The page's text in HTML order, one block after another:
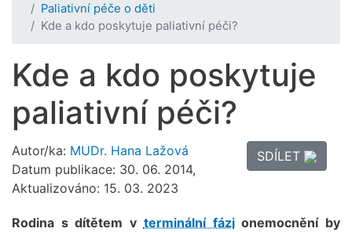
Paliativní péče o děti
Kde a kdo poskytuje paliativní péči?
Kde a kdo poskytuje
paliativní péči?
Autor/ka: MUDr. Hana Lažová
Datum publikace: 30. 06. 2014,
Aktualizováno: 15. 03. 2023
SDÍLET
Rodina s dítětem v terminální fázionemocnění by